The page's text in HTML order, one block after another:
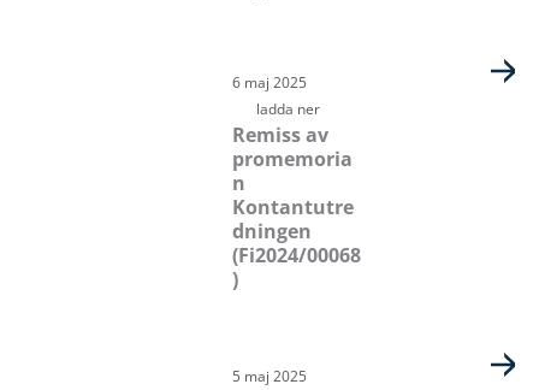
6 maj 2025
ladda ner
Remiss av
promemoria
n
Kontantutre
dningen
(Fi2024/00068
)
5 maj 2025